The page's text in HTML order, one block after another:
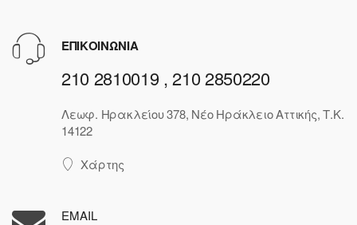
ΕΠΙΚΟΙΝΩΝΙΑ
210 2810019 , 210 2850220
Λεωφ. Ηρακλείου 378, Νέο Ηράκλειο Αττικής, Τ.Κ.
14122
Χάρτης
EMAIL